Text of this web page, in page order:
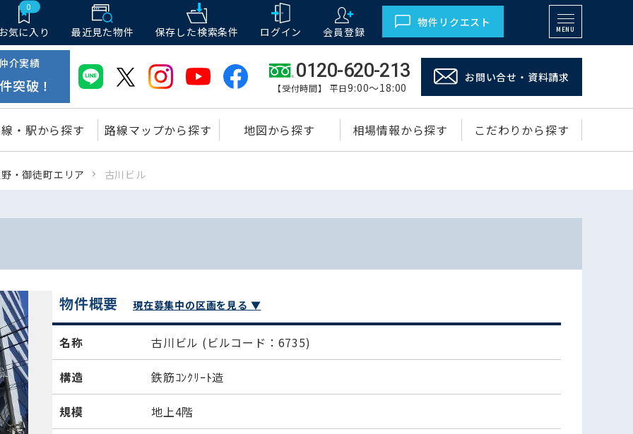
0
気に入り 最近見た物件 保存した検索条件 ログイン 会員登録
物件リクエスト
MENU
介実績
件突破！
0120-620-213
【受付時間】 平日9:00～18:00
お問い合せ・資料請求
・駅から探す 路線マップから探す 地図から探す 相場情報から探す こだわりから探す
・御徒町エリア 古川ビル
物件概要 現在募集中の区画を見る ▼
名称 古川ビル (ビルコード：6735)
構造 鉄筋ｺﾝｸﾘｰﾄ造
規模 地上4階